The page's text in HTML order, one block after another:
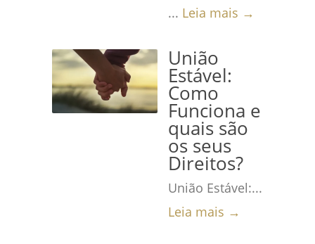
... Leia mais →
União
Estável:
Como
Funciona e
quais são
os seus
Direitos?
União Estável:...
Leia mais →